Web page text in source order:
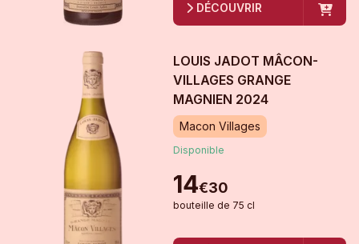
DÉCOUVRIR
LOUIS JADOT MÂCON-
VILLAGES GRANGE
MAGNIEN 2024
Macon Villages
Disponible
14€30
bouteille de 75 cl